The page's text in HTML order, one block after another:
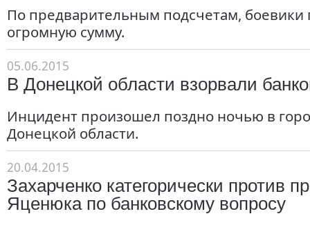
По предварительным подсчетам, боевики
огромную сумму.
05.06.2015
В Донецкой области взорвали
Инцидент произошел поздно ночью в
Донецкой области.
20.04.2015
Захарченко категорически против
Яценюка по банковскому вопросу